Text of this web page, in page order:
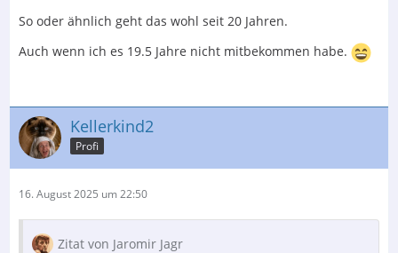
So oder ähnlich geht das wohl seit 20 Jahren.
Auch wenn ich es 19.5 Jahre nicht mitbekommen habe.
Kellerkind2
Profi
16. August 2025 um 22:50
Zitat von Jaromir Jagr